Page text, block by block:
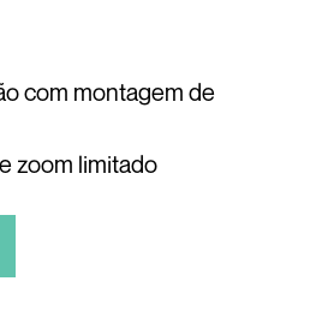
com montagem de
zoom limitado